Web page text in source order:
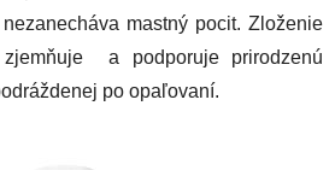
mastný pocit. Zloženie
zjemňuje a podporuje prirodzenú
po opaľovaní.